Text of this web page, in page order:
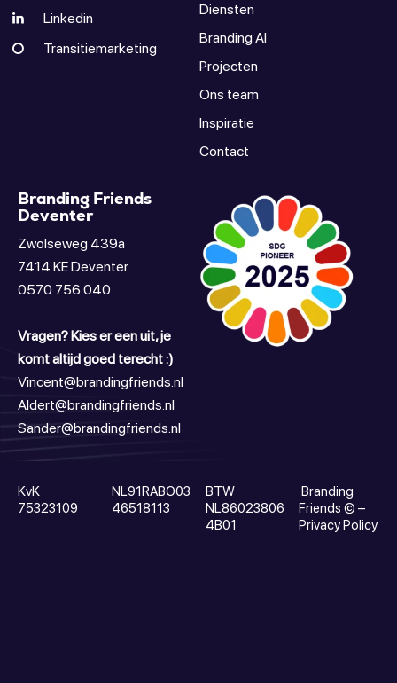
Linkedin
Transitiemarketing
Diensten
Branding AI
Projecten
Ons team
Inspiratie
Contact
Branding Friends
Deventer
Zwolseweg 439a
7414 KE Deventer
0570 756 040
Vragen? Kies er een uit, je
komt altijd goed terecht :)
Vincent@brandingfriends.nl
Aldert@brandingfriends.nl
Sander@brandingfriends.nl
KvK
75323109
NL91RABO03
46518113
BTW
NL86023806
4B01
Branding
Friends © –
Privacy Policy